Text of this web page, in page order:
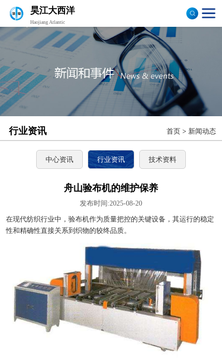
昊江大西洋
Haojiang Atlantic
行业资讯 首页 > 新闻动态
中心资讯 行业资讯 技术资料
舟山验布机的维护保养
发布时间:2025-08-20
在现代纺织行业中，验布机作为质量把控的关键设备，其运行的稳定
性和精确性直接关系到织物的较终品质。
验布机
打卷机
切边机
布匹包装机